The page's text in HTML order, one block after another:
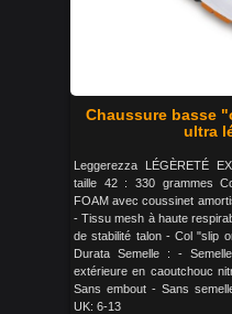
Chaussure basse
ultra
Leggerezza LÉGÈRETÉ
taille 42 : 330 grammes
FOAM avec coussinet
- Tissu mesh à haute
de stabilité talon - Col "slip
Durata Semelle : -
extérieure en caoutchouc
Sans embout - Sans
UK: 6-13